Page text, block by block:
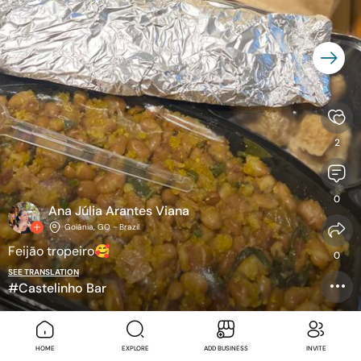
Ana Júlia Arantes Viana
Goiânia, GO - Brazil
Feijão tropeiro🥰
SEE TRANSLATION
#Castelinho Bar
2
0
0
HOME EXPLORE ADD BUSINESS INVITE